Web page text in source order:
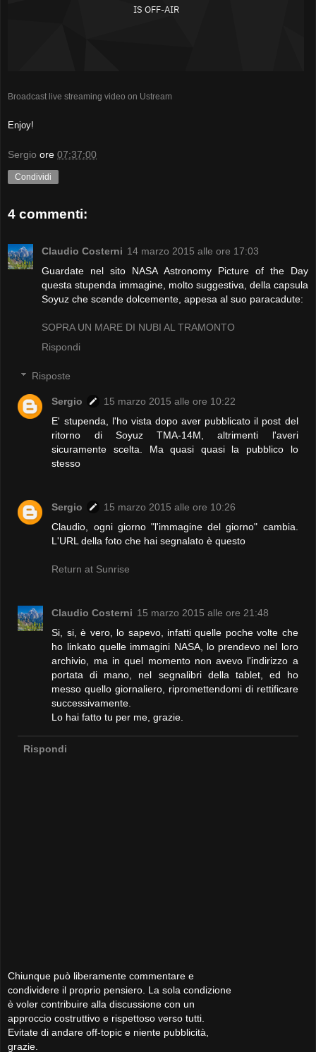
Broadcast live streaming video on Ustream
Enjoy!
Sergio ore 07:37:00
Condividi
4 commenti:
Claudio Costerni 14 marzo 2015 alle ore 17:03
Guardate nel sito NASA Astronomy Picture of the Day
questa stupenda immagine, molto suggestiva, della capsula
Soyuz che scende dolcemente, appesa al suo paracadute:
SOPRA UN MARE DI NUBI AL TRAMONTO
Rispondi
Risposte
Sergio
15 marzo 2015 alle ore 10:22
E' stupenda, l'ho vista dopo aver pubblicato il post del
ritorno di Soyuz TMA-14M, altrimenti l'averi
sicuramente scelta. Ma quasi quasi la pubblico lo
stesso
Sergio
15 marzo 2015 alle ore 10:26
Claudio, ogni giorno "l'immagine del giorno" cambia.
L'URL della foto che hai segnalato è questo
Return at Sunrise
Claudio Costerni 15 marzo 2015 alle ore 21:48
Si, si, è vero, lo sapevo, infatti quelle poche volte che
ho linkato quelle immagini NASA, lo prendevo nel loro
archivio, ma in quel momento non avevo l'indirizzo a
portata di mano, nel segnalibri della tablet, ed ho
messo quello giornaliero, ripromettendomi di rettificare
successivamente.
Lo hai fatto tu per me, grazie.
Rispondi
Chiunque può liberamente commentare e
condividere il proprio pensiero. La sola condizione
è voler contribuire alla discussione con un
approccio costruttivo e rispettoso verso tutti.
Evitate di andare off-topic e niente pubblicità,
grazie.